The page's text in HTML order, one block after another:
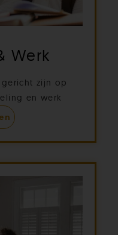
Werk
zijn op
en werk